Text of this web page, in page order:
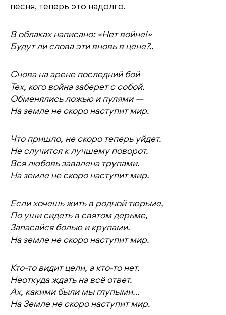
песня, теперь это надолго.
В облаках написано: «Нет войне!»
Будут ли слова эти вновь в цене?..
Снова на арене последний бой
Тех, кого война заберет с собой.
Обменялись ложью и пулями —
На земле не скоро наступит мир.
Что пришло, не скоро теперь уйдет.
Не случится к лучшему поворот.
Вся любовь завалена трупами.
На земле не скоро наступит мир.
Если хочешь жить в родной тюрьме,
По уши сидеть в святом дерьме,
Запасайся болью и крупами.
На земле не скоро наступит мир.
Кто-то видит цели, а кто-то нет.
Неоткуда ждать на всё ответ.
Ах, какими были мы глупыми…
На Земле не скоро наступит мир.